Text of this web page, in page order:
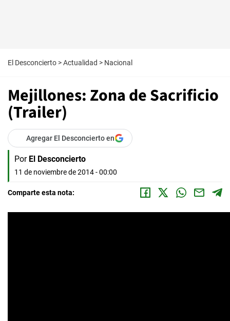
El Desconcierto >Actualidad > Nacional
Mejillones: Zona de Sacrificio
(Trailer)
Agregar El Desconcierto en
Por El Desconcierto
11 de noviembre de 2014 - 00:00
Comparte esta nota: